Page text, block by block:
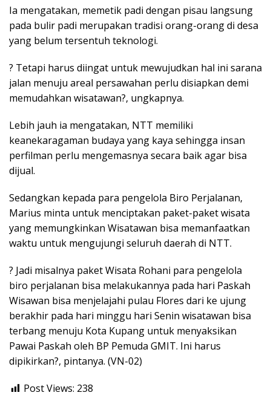
Ia mengatakan, memetik padi dengan pisau langsung
pada bulir padi merupakan tradisi orang-orang di desa
yang belum tersentuh teknologi.
? Tetapi harus diingat untuk mewujudkan hal ini sarana
jalan menuju areal persawahan perlu disiapkan demi
memudahkan wisatawan?, ungkapnya.
Lebih jauh ia mengatakan, NTT memiliki
keanekaragaman budaya yang kaya sehingga insan
perfilman perlu mengemasnya secara baik agar bisa
dijual.
Sedangkan kepada para pengelola Biro Perjalanan,
Marius minta untuk menciptakan paket-paket wisata
yang memungkinkan Wisatawan bisa memanfaatkan
waktu untuk mengujungi seluruh daerah di NTT.
? Jadi misalnya paket Wisata Rohani para pengelola
biro perjalanan bisa melakukannya pada hari Paskah
Wisawan bisa menjelajahi pulau Flores dari ke ujung
berakhir pada hari minggu hari Senin wisatawan bisa
terbang menuju Kota Kupang untuk menyaksikan
Pawai Paskah oleh BP Pemuda GMIT. Ini harus
dipikirkan?, pintanya. (VN-02)
Post Views: 238